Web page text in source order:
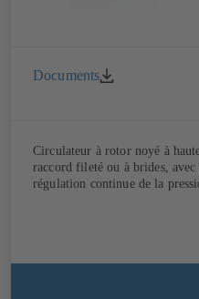
Documents
Circulateur à rotor noyé à
raccord fileté ou à brides,
régulation continue de la